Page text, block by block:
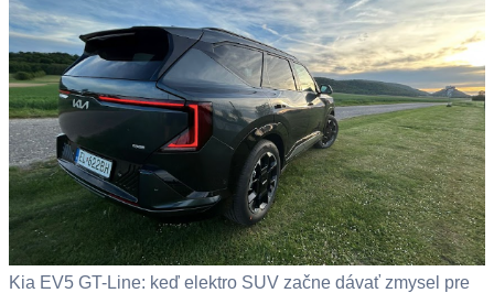
Kia EV5 GT-Line: keď elektro SUV začne dávať zmysel pre